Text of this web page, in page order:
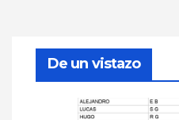
De un vistazo